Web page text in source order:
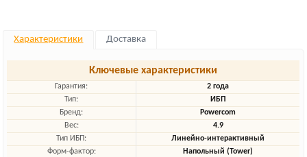
Характеристики Доставка
Ключевые характеристики
Гарантия:
2 года
Тип:
ИБП
Бренд:
Powercom
Вес:
4.9
Тип ИБП:
Линейно-интерактивный
Форм-фактор:
Напольный (Tower)